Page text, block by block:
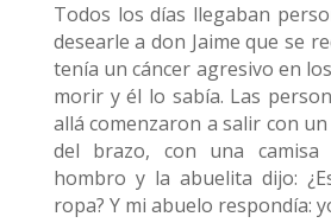
Todos los días llegaban
desearle a don Jaime que se
tenía un cáncer agresivo en
morir y él lo sabía. Las
allá comenzaron a salir con
del brazo, con una camisa
hombro y la abuelita dijo:
ropa? Y mi abuelo respondía: